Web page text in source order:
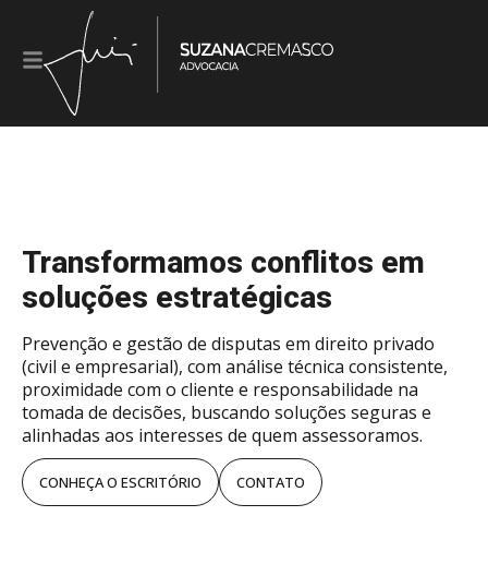
Transformamos conflitos em
soluções estratégicas
Prevenção e gestão de disputas em direito privado
(civil e empresarial), com análise técnica consistente,
proximidade com o cliente e responsabilidade na
tomada de decisões, buscando soluções seguras e
alinhadas aos interesses de quem assessoramos.
CONHEÇA O ESCRITÓRIO CONTATO